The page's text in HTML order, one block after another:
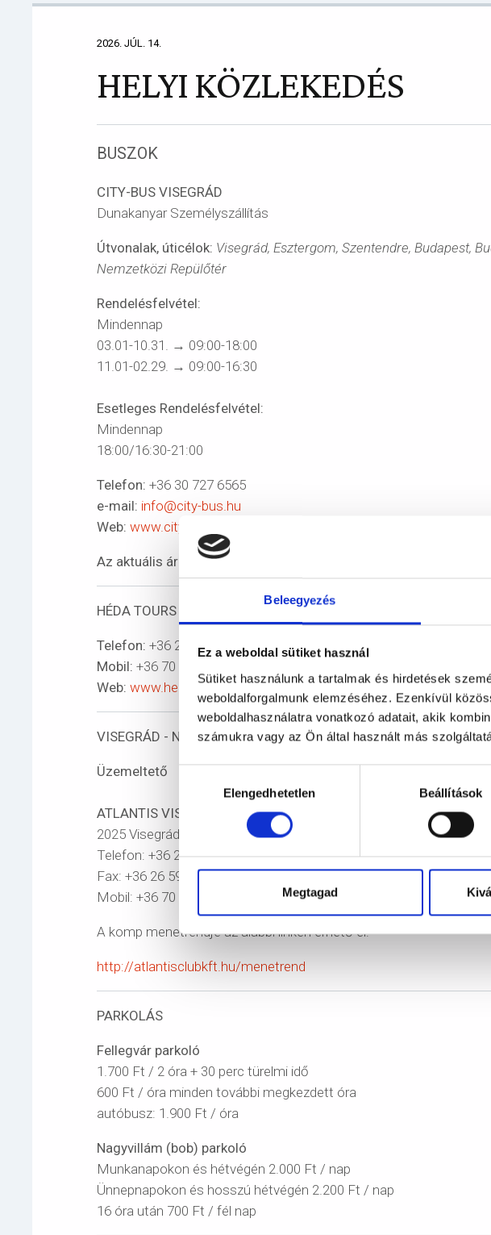
Beleegyezés
Ez a weboldal sütiket használ
Sütiket használunk a tartalmak és hirdetések
weboldalforgalmunk elemzéséhez. Ezenkívül
weboldalhasználatra vonatkozó adatait, akik
számukra vagy az Ön által használt más
kiválasztásaElengedhetetlen Beállítások
Megtagad
2026. JÚL. 14.
HELYI KÖZLEKEDÉS
BUSZOK
CITY-BUS VISEGRÁD
Dunakanyar Személyszállítás
Útvonalak, úticélok: Visegrád, Esztergom, Szentendre, Budapest,
Nemzetközi Repülőtér
Rendelésfelvétel:
Mindennap
03.01-10.31. → 09:00-18:00
11.01-02.29. → 09:00-16:30
Esetleges Rendelésfelvétel:
Mindennap
18:00/16:30-21:00
Telefon: +36 30 727 6565
e-mail: info@city-bus.hu
Web: www.city-bus.hu
Az aktuális árakról legyenek szívesek telefonon vagy e-mailben
HÉDA TOURS Kft.
Telefon: +36 26 398 344
Mobil: +36 70 930 5768
Web: www.hedatours.hu
VISEGRÁD - NAGYMAROS RÉVÁTKELÉS
Üzemeltető
ATLANTIS VISEGRÁD CLUB KFT.
2025 Visegrád, Révkikötő
Telefon: +36 26 398 344
Fax: +36 26 597 065
Mobil: +36 70 930 5754
A komp menetrendje az alábbi linken érhető el:
http://atlantisclubkft.hu/menetrend
PARKOLÁS
Fellegvár parkoló
1.700 Ft / 2 óra + 30 perc türelmi idő
600 Ft / óra minden további megkezdett óra
autóbusz: 1.900 Ft / óra
Nagyvillám (bob) parkoló
Munkanapokon és hétvégén 2.000 Ft / nap
Ünnepnapokon és hosszú hétvégén 2.200 Ft / nap
16 óra után 700 Ft / fél nap